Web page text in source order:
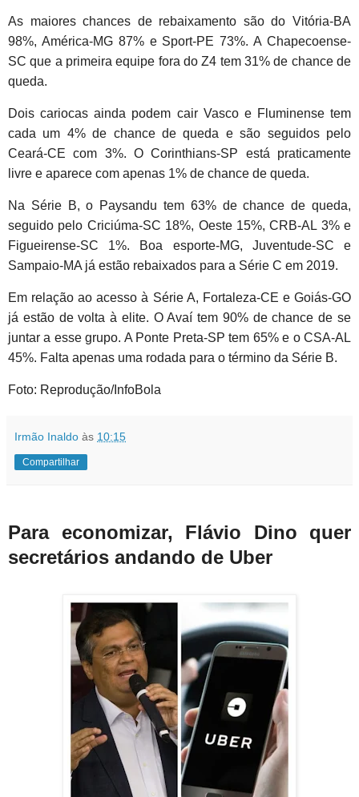
As maiores chances de rebaixamento são do Vitória-BA
98%, América-MG 87% e Sport-PE 73%. A Chapecoense-
SC que a primeira equipe fora do Z4 tem 31% de chance de
queda.
Dois cariocas ainda podem cair Vasco e Fluminense tem
cada um 4% de chance de queda e são seguidos pelo
Ceará-CE com 3%. O Corinthians-SP está praticamente
livre e aparece com apenas 1% de chance de queda.
Na Série B, o Paysandu tem 63% de chance de queda,
seguido pelo Criciúma-SC 18%, Oeste 15%, CRB-AL 3% e
Figueirense-SC 1%. Boa esporte-MG, Juventude-SC e
Sampaio-MA já estão rebaixados para a Série C em 2019.
Em relação ao acesso à Série A, Fortaleza-CE e Goiás-GO
já estão de volta à elite. O Avaí tem 90% de chance de se
juntar a esse grupo. A Ponte Preta-SP tem 65% e o CSA-AL
45%. Falta apenas uma rodada para o término da Série B.
Foto: Reprodução/InfoBola
Irmão Inaldo às 10:15
Compartilhar
Para economizar, Flávio Dino quer
secretários andando de Uber